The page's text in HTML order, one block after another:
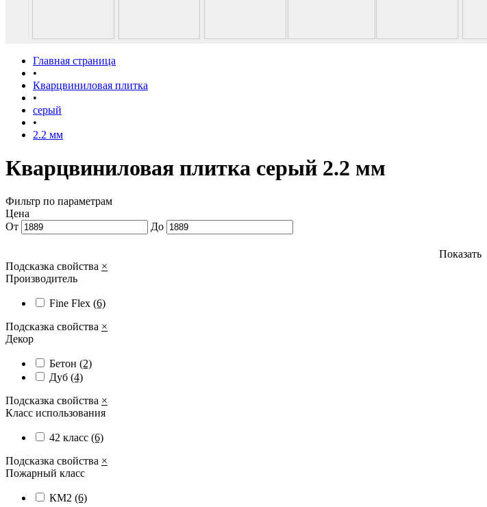
Главная страница
•
Кварцвиниловая плитка
•
серый
•
2.2 мм
Кварцвиниловая плитка серый 2.2 мм
Фильтр по параметрам
Цена
От
До
Показать
Подсказка свойства ×
Производитель
Fine Flex (6)
Подсказка свойства ×
Декор
Бетон (2)
Дуб (4)
Подсказка свойства ×
Класс использования
42 класс (6)
Подсказка свойства ×
Пожарный класс
КМ2 (6)